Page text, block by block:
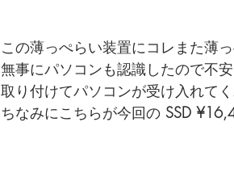
この薄っぺらい装置にコレまた薄
無事にパソコンも認識したので不安
取り付けてパソコンが受け入れて
ちなみにこちらが今回の SSD